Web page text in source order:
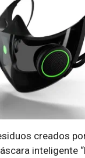
creados
inteligente